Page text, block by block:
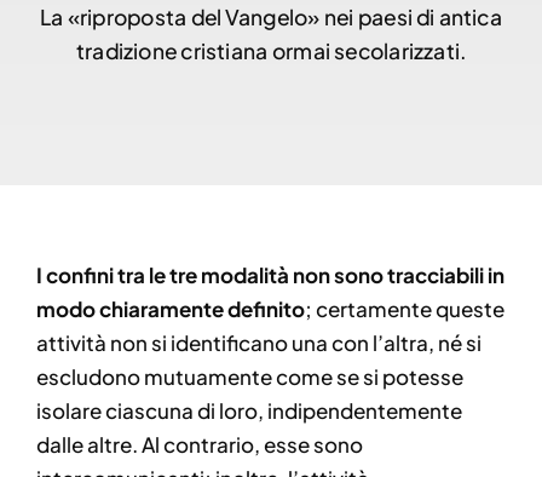
La «riproposta del Vangelo» nei paesi di antica
tradizione cristiana ormai secolarizzati.
I confini tra le tre modalità non sono tracciabili in
modo chiaramente definito; certamente queste
attività non si identificano una con l’altra, né si
escludono mutuamente come se si potesse
isolare ciascuna di loro, indipendentemente
dalle altre. Al contrario, esse sono